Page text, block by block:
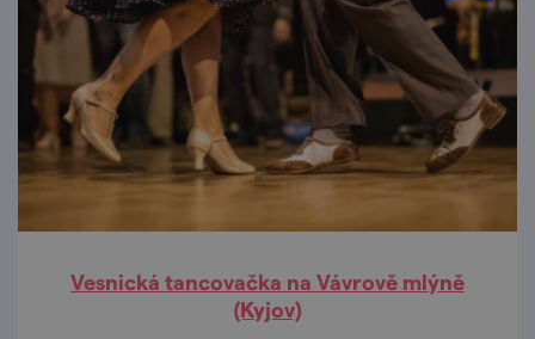
Vesnická tancovačka na Vávrově mlýně
(Kyjov)